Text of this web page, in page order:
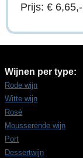
Prijs: € 6,65,-
Wijnen per type:
Rode wijn
Witte wijn
Rosé
Mousserende wijn
Port
Dessertwijn